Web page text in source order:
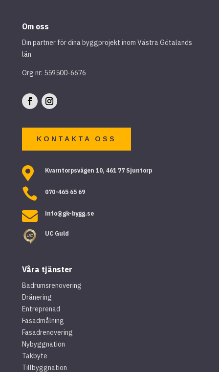
Om oss
Din partner för dina byggprojekt inom Västra Götalands
län.
Org nr: 559500-6676
KONTAKTA OSS
 Kvarntorpsvägen 10, 461 77 Sjuntorp
 070-465 65 69
 info@gk-bygg.se
UC Guld
Våra tjänster
Badrumsrenovering
Dränering
Entreprenad
Fasadmålning
Fasadrenovering
Nybyggnation
Takbyte
Tillbyggnation